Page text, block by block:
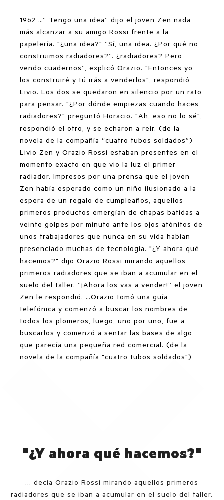
1962 …“ Tengo una idea” dijo el joven Zen nada
más alcanzar a su amigo Rossi frente a la
papelería. "¿una idea?" “Sí, una idea. ¿Por qué no
construimos radiadores?”. ¿radiadores? Pero
vendo cuadernos”, explicó Orazio. "Entonces yo
los construiré y tú irás a venderlos", respondió
Livio. Los dos se quedaron en silencio por un rato
para pensar. "¿Por dónde empiezas cuando haces
radiadores?" preguntó Horacio. "Ah, eso no lo sé",
respondió el otro, y se echaron a reír. (de la
novela de la compañía “cuatro tubos soldados”)
Livio Zen y Orazio Rossi estaban presentes en el
momento exacto en que vio la luz el primer
radiador. Impresos por una prensa que el joven
Zen había esperado como un niño ilusionado a la
espera de un regalo de cumpleaños, aquellos
primeros productos emergían de chapas batidas a
veinte golpes por minuto ante los ojos atónitos de
unos trabajadores que nunca en su vida habían
presenciado muchas de tecnología. "¿Y ahora qué
hacemos?" dijo Orazio Rossi mirando aquellos
primeros radiadores que se iban a acumular en el
suelo del taller. “¡Ahora los vas a vender!” el joven
Zen le respondió. …Orazio tomó una guía
telefónica y comenzó a buscar los nombres de
todos los plomeros, luego, uno por uno, fue a
buscarlos y comenzó a sentar las bases de algo
que parecía una pequeña red comercial. (de la
novela de la compañía "cuatro tubos soldados")
"¿Y ahora qué hacemos?"
... decía Orazio Rossi mirando aquellos primeros
radiadores que se iban a acumular en el suelo del taller.